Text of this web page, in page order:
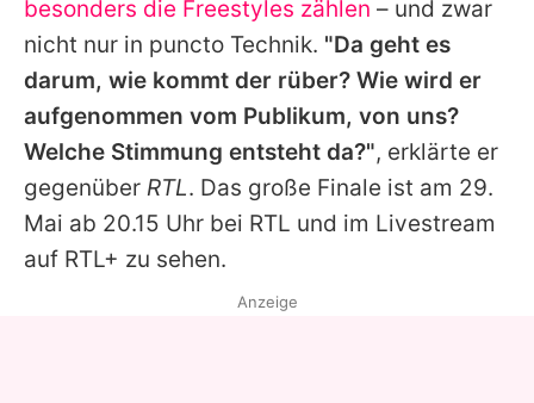
besonders die Freestyles zählen – und zwar
nicht nur in puncto Technik. "Da geht es
darum, wie kommt der rüber? Wie wird er
aufgenommen vom Publikum, von uns?
Welche Stimmung entsteht da?", erklärte er
gegenüber RTL. Das große Finale ist am 29.
Mai ab 20.15 Uhr bei RTL und im Livestream
auf RTL+ zu sehen.
Anzeige